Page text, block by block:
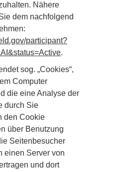
Nähere
dem nachfolgend
participant?
.
sog. „Cookies“,
Computer
die eine Analyse der
durch Sie
den Cookie
über Benutzung
Seitenbesucher
einen Server von
und dort